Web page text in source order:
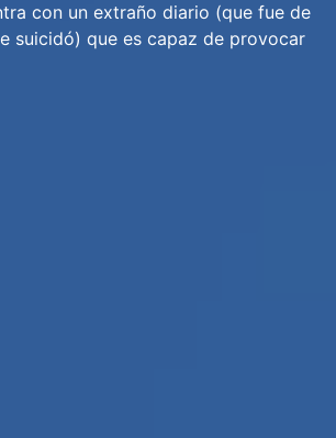
con un extraño diario (que fue de
suicidó) que es capaz de provocar